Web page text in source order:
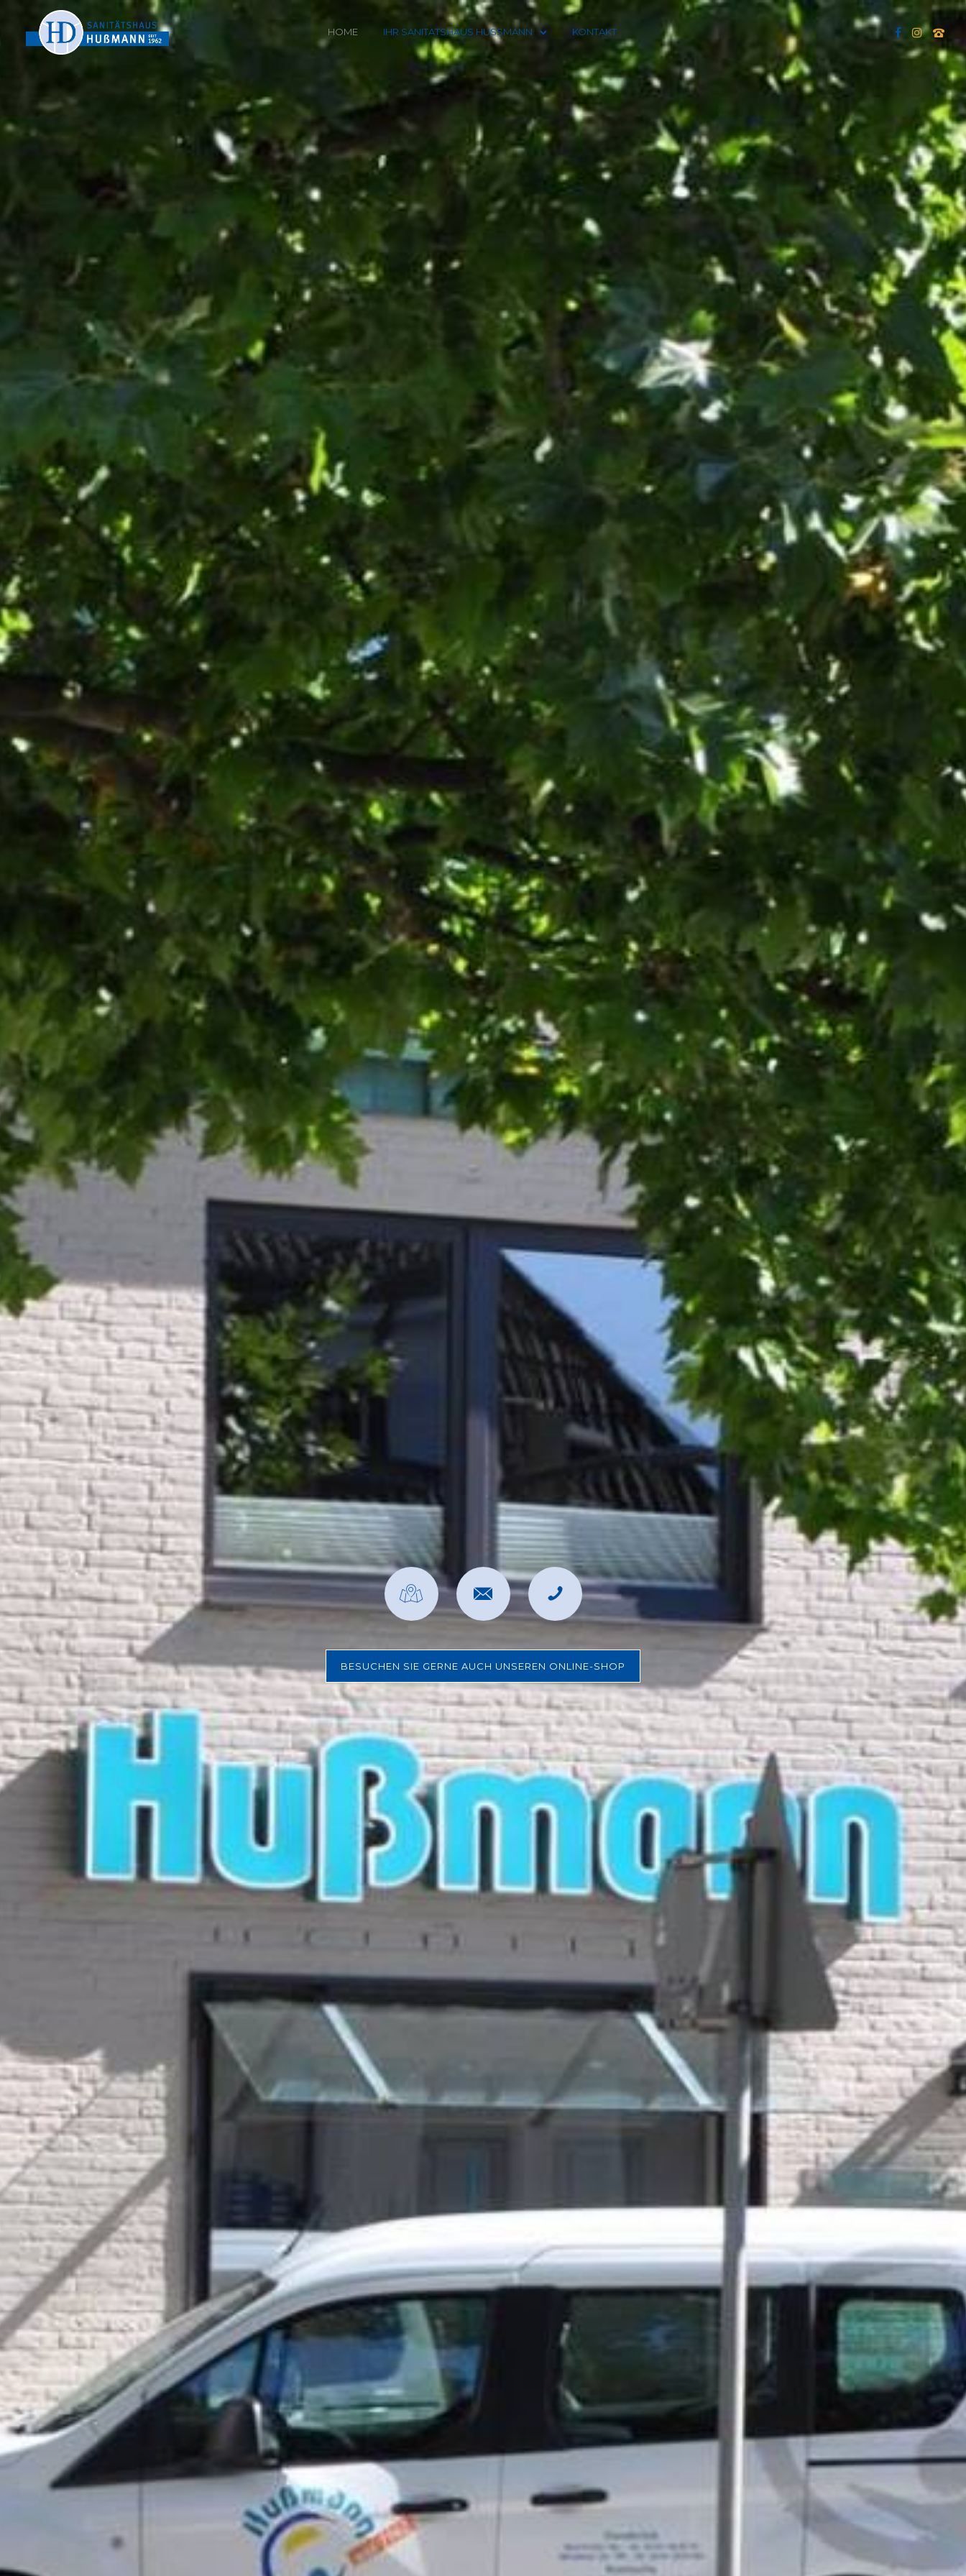
HOME IHR SANITÄTSHAUS HUSSMANN KONTAKT
BESUCHEN SIE GERNE AUCH UNSEREN ONLINE-SHOP